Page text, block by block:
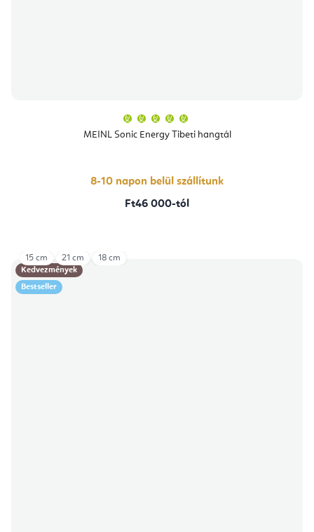
MEINL Sonic Energy Tibeti hangtál
átlagos
értékelése
csillag.
8-10 napon belül szállítunk
Ft46 000-tól
Kedvezmények
Bestseller
15 cm 21 cm 18 cm